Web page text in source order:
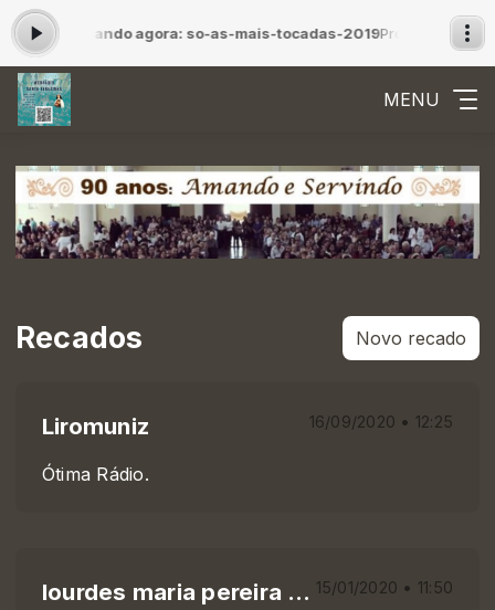
23:59 - Tocando agora: so-as-mais-tocadas-2019Programação
MENU
Recados Novo recado
Liromuniz 16/09/2020 • 12:25
Ótima Rádio.
lourdes maria pereira lucas 15/01/2020 • 11:50